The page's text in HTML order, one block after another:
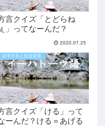
言クイズ「とどらね
ぇ」ってなーんだ？
2020.07.25
岩手方言と生活背景
言クイズ「ける」って
ーんだ？ける＝あげる